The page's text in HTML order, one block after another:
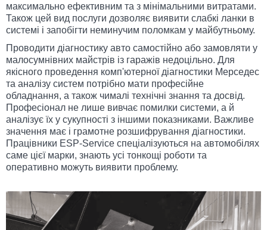
максимально ефективним та з мінімальними витратами.
Також цей вид послуги дозволяє виявити слабкі ланки в
системі і запобігти неминучим поломкам у майбутньому.
Проводити діагностику авто самостійно або замовляти у
малосумнівних майстрів із гаражів недоцільно. Для
якісного проведення комп'ютерної діагностики Мерседес
та аналізу систем потрібно мати професійне
обладнання, а також чималі технічні знання та досвід.
Професіонал не лише вивчає помилки системи, а й
аналізує їх у сукупності з іншими показниками. Важливе
значення має і грамотне розшифрування діагностики.
Працівники ESP-Service спеціалізуються на автомобілях
саме цієї марки, знають усі тонкощі роботи та
оперативно можуть виявити проблему.